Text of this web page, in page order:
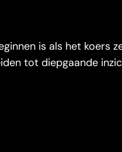
is als het koers
tot diepgaande